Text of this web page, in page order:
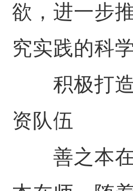
欲，进一步
究实践的科
积极打造
资队伍
善之本在